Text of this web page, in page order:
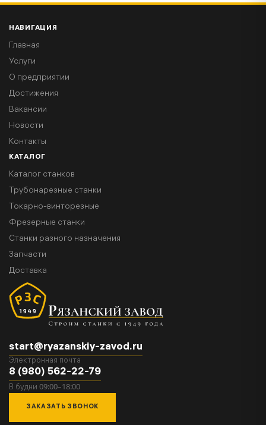
start@ryazanskiy-zavod.ru
Электронная почта
8 (980) 562-22-79
В будни 09:00–18:00
ЗАКАЗАТЬ ЗВОНОК
НАВИГАЦИЯ
Главная
Услуги
О предприятии
Достижения
Вакансии
Новости
Контакты
КАТАЛОГ
Каталог станков
Трубонарезные станки
Токарно-винторезные
Фрезерные станки
Станки разного назначения
Запчасти
Доставка